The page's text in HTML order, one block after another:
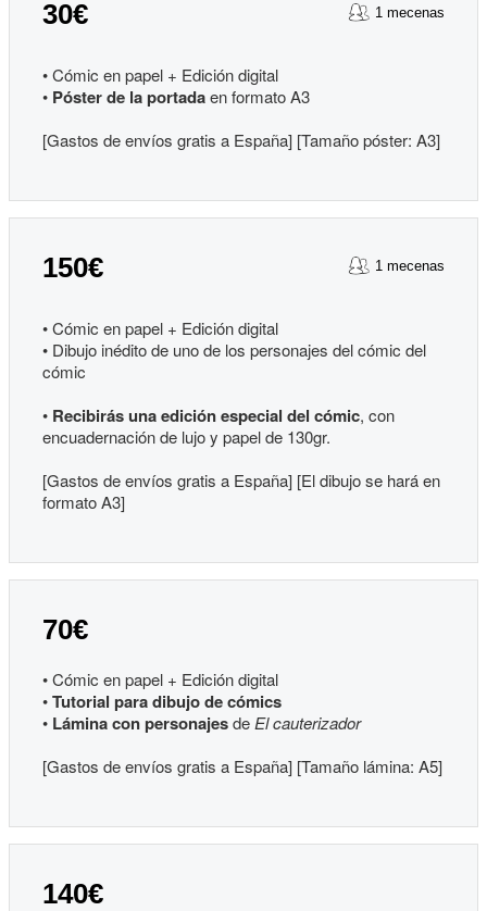
30€ 1 mecenas
• Cómic en papel + Edición digital
• Póster de la portadaen formato A3
[Gastos de envíos gratis a España] [Tamaño póster: A3]
150€ 1 mecenas
• Cómic en papel + Edición digital
• Dibujo inédito de uno de los personajes del cómic del
cómic
• Recibirás una edición especial del cómic, con
encuadernación de lujo y papel de 130gr.
[Gastos de envíos gratis a España] [El dibujo se hará en
formato A3]
70€
• Cómic en papel + Edición digital
•Tutorial para dibujo de cómics
• Lámina con personajesdeEl cauterizador
[Gastos de envíos gratis a España] [Tamaño lámina: A5]
140€